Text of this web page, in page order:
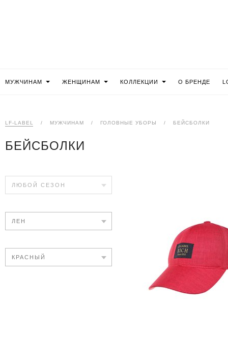
МУЖЧИНАМ ЖЕНЩИНАМ КОЛЛЕКЦИИ О БРЕНДЕ
LF-LABEL / МУЖЧИНАМ / ГОЛОВНЫЕ УБОРЫ / БЕЙСБОЛКИ
БЕЙСБОЛКИ
ЛЮБОЙ СЕЗОН
ЛЕН
КРАСНЫЙ